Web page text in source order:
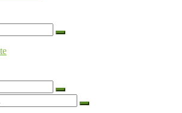
Suche
Suche
Suche